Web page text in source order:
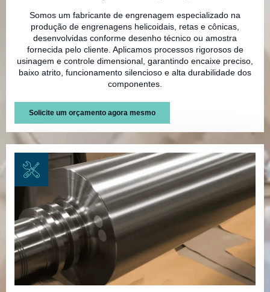
Somos um fabricante de engrenagem especializado na
produção de engrenagens helicoidais, retas e cônicas,
desenvolvidas conforme desenho técnico ou amostra
fornecida pelo cliente. Aplicamos processos rigorosos de
usinagem e controle dimensional, garantindo encaixe preciso,
baixo atrito, funcionamento silencioso e alta durabilidade dos
componentes.
Solicite um orçamento agora mesmo